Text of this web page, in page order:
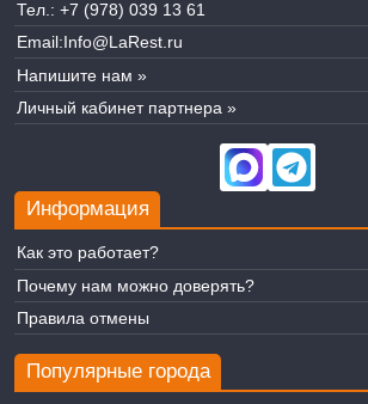
Тел.: +7 (978) 039 13 61
Email:Info@LaRest.ru
Напишите нам »
Личный кабинет партнера »
Информация
Как это работает?
Почему нам можно доверять?
Правила отмены
Популярные города